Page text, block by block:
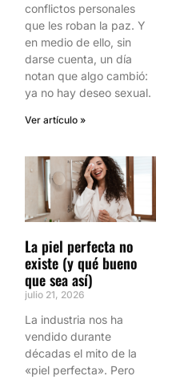
conflictos personales
que les roban la paz. Y
en medio de ello, sin
darse cuenta, un día
notan que algo cambió:
ya no hay deseo sexual.
Ver artículo »
La piel perfecta no
existe (y qué bueno
que sea así)
julio 21, 2026
La industria nos ha
vendido durante
décadas el mito de la
«piel perfecta». Pero